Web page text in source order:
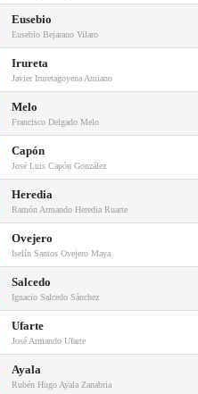
Eusebio
Eusebio Bejarano Vilaro
Irureta
Javier Iruretagoyena Amiano
Melo
Francisco Delgado Melo
Capón
José Luis Capón González
Heredia
Ramón Armando Heredia Ruarte
Ovejero
Iselín Santos Ovejero Maya
Salcedo
Ignacio Salcedo Sánchez
Ufarte
José Armando Ufarte
Ayala
Rubén Hugo Ayala Zanabria